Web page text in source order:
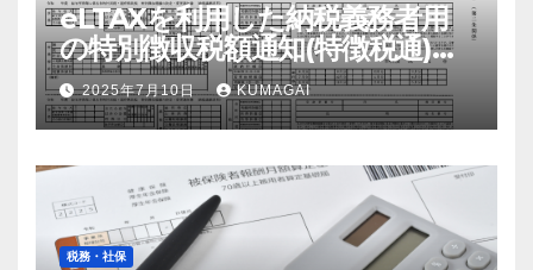
eLTAXを利用した納税義務者用
の特別徴収税額通知(特徴税通)の
配布および確認の流れ【令和7
年；2025年】
2025年7月10日 KUMAGAI
税務・社保